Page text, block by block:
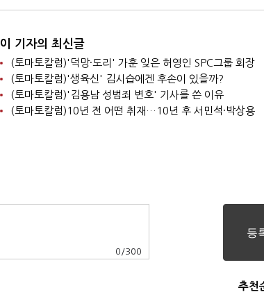
이 기자의 최신글
(토마토칼럼)'덕망·도리' 가훈 잊은 허영인 SPC그룹 회장
(토마토칼럼)'생육신' 김시습에겐 후손이 있을까?
(토마토칼럼)'김용남 성범죄 변호' 기사를 쓴 이유
(토마토칼럼)10년 전 어떤 취재…10년 후 서민석·박상용
0 /300
추천